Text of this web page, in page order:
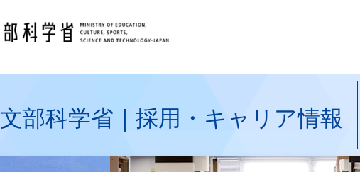
文部科学省｜採用・キャリア情報